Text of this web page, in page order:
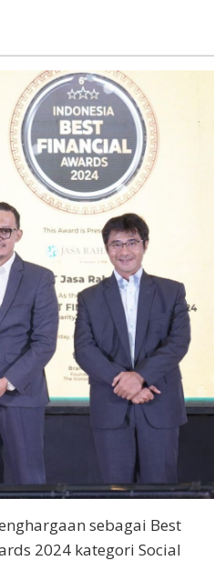
sebagai Best
2024 kategori Social